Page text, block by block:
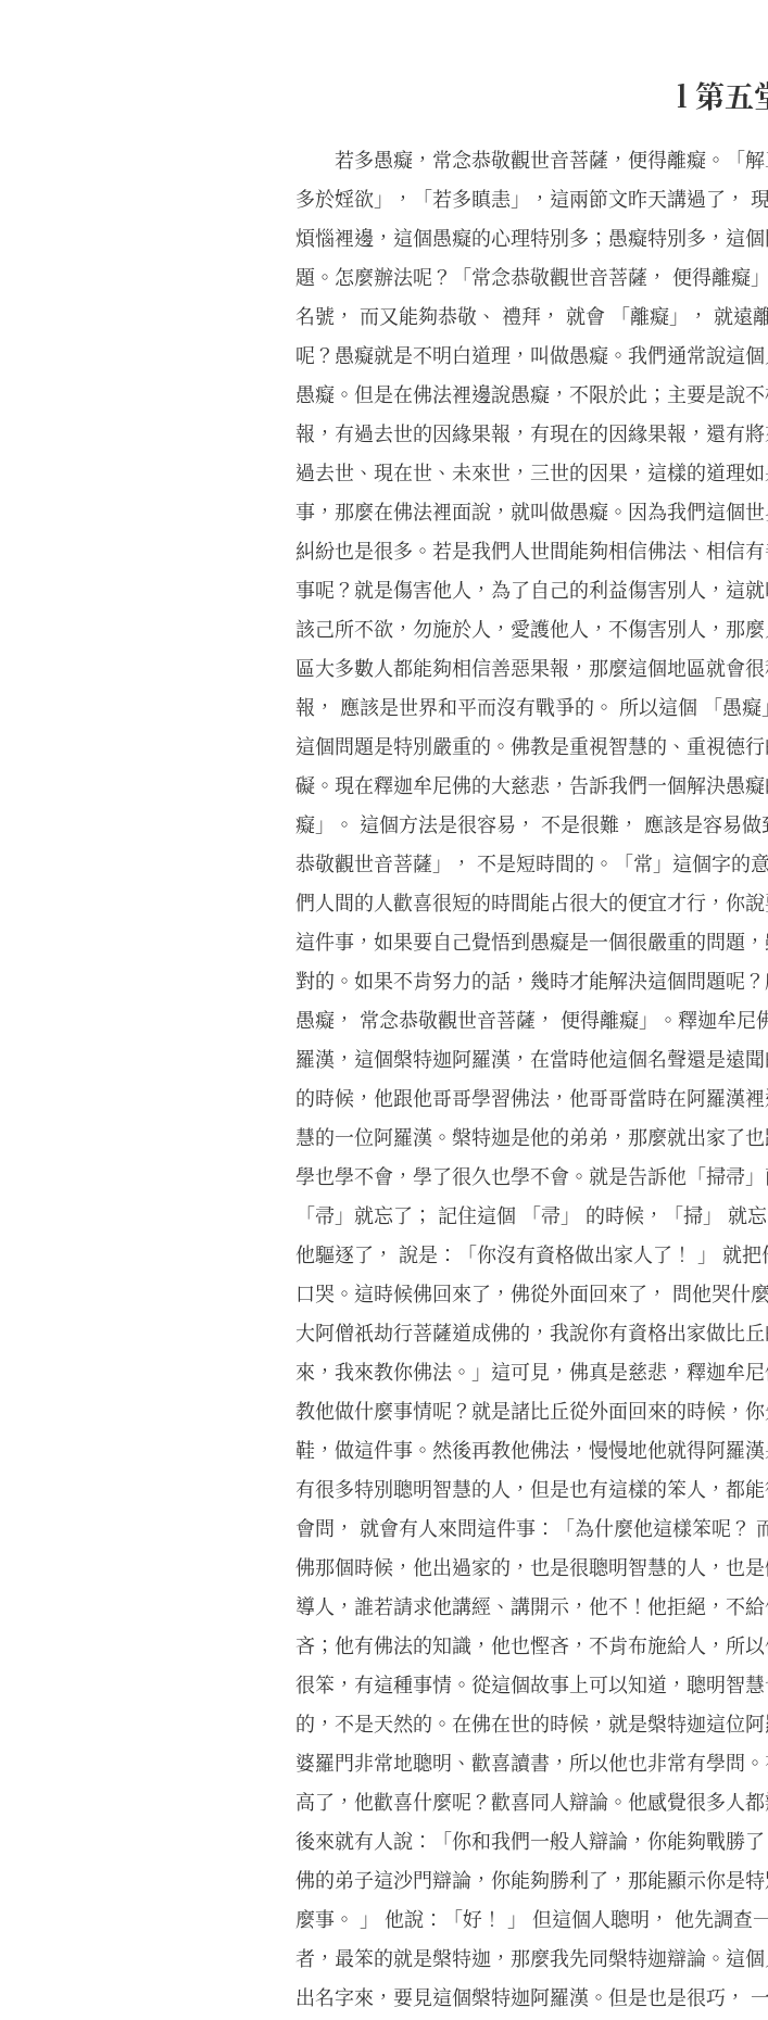
l 第五
若多愚癡，常念恭敬觀世音菩薩，便得離癡。「
多於婬欲」，「若多瞋恚」，這兩節文昨天講過了，
煩惱裡邊，這個愚癡的心理特別多；愚癡特別多，這
題。怎麼辦法呢？「常念恭敬觀世音菩薩， 便得離癡
名號， 而又能夠恭敬、 禮拜， 就會 「離癡」， 就遠
呢？愚癡就是不明白道理，叫做愚癡。我們通常說這
愚癡。但是在佛法裡邊說愚癡，不限於此；主要是
報，有過去世的因緣果報，有現在的因緣果報，還有
過去世、現在世、未來世，三世的因果，這樣的道理
事，那麼在佛法裡面說，就叫做愚癡。因為我們這個
糾紛也是很多。若是我們人世間能夠相信佛法、相信
事呢？就是傷害他人，為了自己的利益傷害別人，這
該己所不欲，勿施於人，愛護他人，不傷害別人，那
區大多數人都能夠相信善惡果報，那麼這個地區就會
報， 應該是世界和平而沒有戰爭的。 所以這個 「愚
這個問題是特別嚴重的。佛教是重視智慧的、重視德
礙。現在釋迦牟尼佛的大慈悲，告訴我們一個解決愚
癡」。 這個方法是很容易， 不是很難， 應該是容易
恭敬觀世音菩薩」， 不是短時間的。「常」這個字的
們人間的人歡喜很短的時間能占很大的便宜才行，你
這件事，如果要自己覺悟到愚癡是一個很嚴重的問題
對的。如果不肯努力的話，幾時才能解決這個問題呢
愚癡， 常念恭敬觀世音菩薩， 便得離癡」。釋迦牟
羅漢，這個槃特迦阿羅漢，在當時他這個名聲還是遠
的時候，他跟他哥哥學習佛法，他哥哥當時在阿羅漢
慧的一位阿羅漢。槃特迦是他的弟弟，那麼就出家了
學也學不會，學了很久也學不會。就是告訴他「掃帚
「帚」就忘了； 記住這個 「帚」 的時候，「掃」 就
他驅逐了， 說是：「你沒有資格做出家人了！ 」 就
口哭。這時候佛回來了，佛從外面回來了， 問他哭什
大阿僧祇劫行菩薩道成佛的，我說你有資格出家做比
來，我來教你佛法。」這可見，佛真是慈悲，釋迦牟
教他做什麼事情呢？就是諸比丘從外面回來的時候，
鞋，做這件事。然後再教他佛法，慢慢地他就得阿羅
有很多特別聰明智慧的人，但是也有這樣的笨人，都
會問， 就會有人來問這件事：「為什麼他這樣笨呢？
佛那個時候，他出過家的，也是很聰明智慧的人，也
導人，誰若請求他講經、講開示，他不！他拒絕，不
吝；他有佛法的知識，他也慳吝，不肯布施給人，所
很笨，有這種事情。從這個故事上可以知道，聰明智
的，不是天然的。在佛在世的時候，就是槃特迦這位
婆羅門非常地聰明、歡喜讀書，所以他也非常有學問
高了，他歡喜什麼呢？歡喜同人辯論。他感覺很多人
後來就有人說：「你和我們一般人辯論，你能夠戰勝
佛的弟子這沙門辯論，你能夠勝利了，那能顯示你是
麼事。 」 他說：「好！ 」 但這個人聰明， 他先調查
者，最笨的就是槃特迦，那麼我先同槃特迦辯論。這
出名字來，要見這個槃特迦阿羅漢。但是也是很巧，